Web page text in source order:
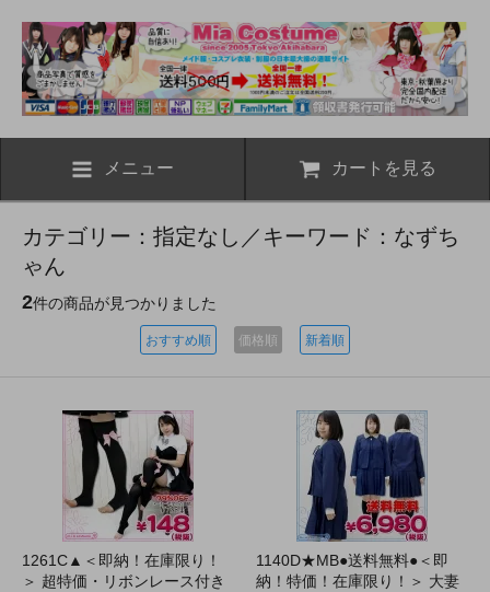
メニュー カートを見る
カテゴリー：指定なし／キーワード：なずち
ゃん
2件の商品が見つかりました
おすすめ順 価格順 新着順
1261C▲＜即納！在庫限り！
＞ 超特価・リボンレース付き
1140D★MB●送料無料●＜即
納！特価！在庫限り！＞ 大妻